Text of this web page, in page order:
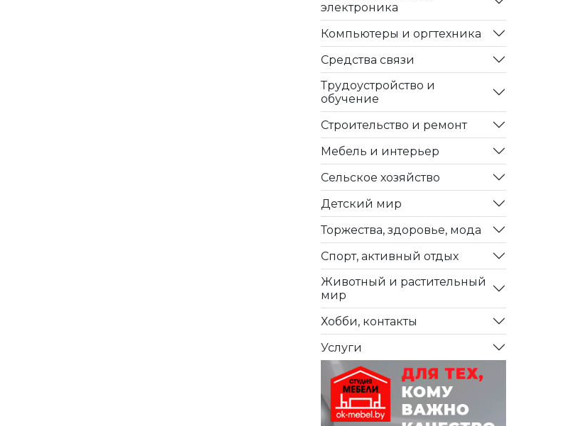
электроника
Компьютеры и оргтехника
Средства связи
Трудоустройство и
обучение
Строительство и ремонт
Мебель и интерьер
Сельское хозяйство
Детский мир
Торжества, здоровье, мода
Спорт, активный отдых
Животный и растительный
мир
Хобби, контакты
Услуги